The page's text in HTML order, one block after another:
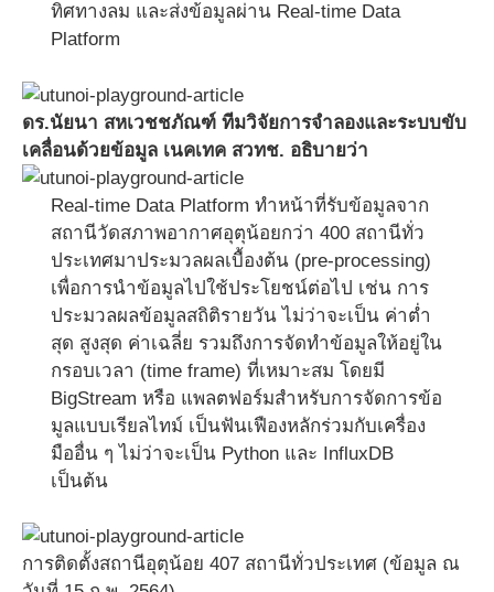
ทิศทางลม และส่งข้อมูลผ่าน Real-time Data
Platform
ดร.นัยนา สหเวชชภัณฑ์ ทีมวิจัยการจำลองและระบบขับ
เคลื่อนด้วยข้อมูล เนคเทค สวทช. อธิบายว่า
Real-time Data Platform ทำหน้าที่รับข้อมูลจาก
สถานีวัดสภาพอากาศอุตุน้อยกว่า 400 สถานีทั่ว
ประเทศมาประมวลผลเบื้องต้น (pre-processing)
เพื่อการนำข้อมูลไปใช้ประโยชน์ต่อไป เช่น การ
ประมวลผลข้อมูลสถิติรายวัน ไม่ว่าจะเป็น ค่าต่ำ
สุด สูงสุด ค่าเฉลี่ย รวมถึงการจัดทำข้อมูลให้อยู่ใน
กรอบเวลา (time frame) ที่เหมาะสม โดยมี
BigStream หรือ แพลตฟอร์มสําหรับการจัดการข้อ
มูลแบบเรียลไทม์ เป็นฟันเฟืองหลักร่วมกับเครื่อง
มืออื่น ๆ ไม่ว่าจะเป็น Python และ InfluxDB
เป็นต้น
การติดตั้งสถานีอุตุน้อย 407 สถานีทั่วประเทศ (ข้อมูล ณ